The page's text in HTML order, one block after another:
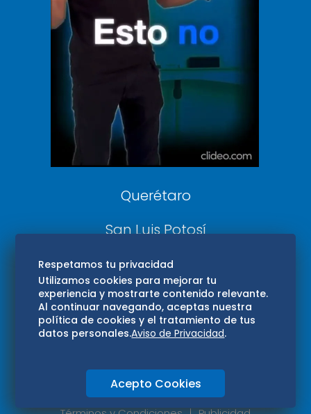
De 10 sports
DeDinero
Confabulario
Aviso Oportuno
Consultas
Querétaro
San Luis Potosí
Edomex
Consultas
Hidalgo
Oaxaca
Aviso de privacidad
Directorio
Respetamos tu privacidad
Utilizamos cookies para mejorar tu
experiencia y mostrarte contenido relevante.
Al continuar navegando, aceptas nuestra
política de cookies y el tratamiento de tus
datos personales.Aviso de Privacidad.
Acepto Cookies